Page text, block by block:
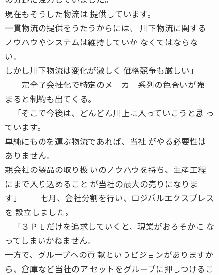
現在もそうした物流は 提供しています。
一貫物流の提供をうたうからには、 川下物流に関する
ノウハウやシステムは維持していか なくてはならな
い。
しかし川下物流は変化が激しく 価格競争も厳しい」
──完全子会社化で特定のメーカー系列の色合いが強
まると制約も出てくる。
「そこで今後は、どんどん川上に入っていこうと思 っ
ています。
単純にものを運ぶ物流であれば、当社 がやる必要性は
ありません。
親会社の製品の取り扱 いのノウハウを持ち、生産工程
にまで入り込めること が当社の最大の売りになりま
す」 ──七月、会社分割を行い、ロジパルエクスプレス
を 設立しました。
「３ＰＬだけを追求していくと、現業がおろそかに な
ってしまいかねません。
一方で、グループへの貢 献というビジョンがありますか
ら、倉庫など当社のア セットをグループに押しつけるこ